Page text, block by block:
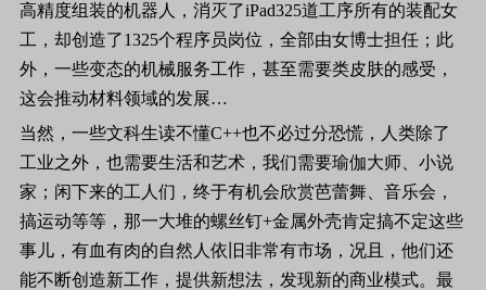
高精度组装的机器人，消灭了iPad325道工序所有的装配女
工，却创造了1325个程序员岗位，全部由女博士担任；此
外，一些变态的机械服务工作，甚至需要类皮肤的感受，
这会推动材料领域的发展…
当然，一些文科生读不懂C++也不必过分恐慌，人类除了
工业之外，也需要生活和艺术，我们需要瑜伽大师、小说
家；闲下来的工人们，终于有机会欣赏芭蕾舞、音乐会，
搞运动等等，那一大堆的螺丝钉+金属外壳肯定搞不定这些
事儿，有血有肉的自然人依旧非常有市场，况且，他们还
能不断创造新工作，提供新想法，发现新的商业模式。最